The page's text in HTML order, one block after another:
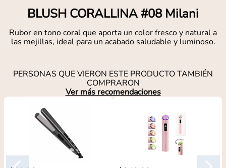
BLUSH CORALLINA #08 Milani
Rubor en tono coral que aporta un color fresco y natural a
las mejillas, ideal para un acabado saludable y luminoso.
PERSONAS QUE VIERON ESTE PRODUCTO TAMBIÉN
COMPRARON
Ver más recomendaciones